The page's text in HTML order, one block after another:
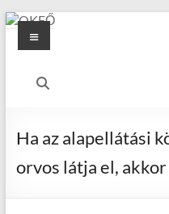
Skip
content
OKFŐ
Menu
Ha az alapellátási
orvos látja el,